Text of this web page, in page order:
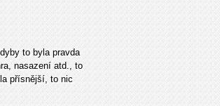
to byla pravda
nasazení atd., to
přísnější, to nic